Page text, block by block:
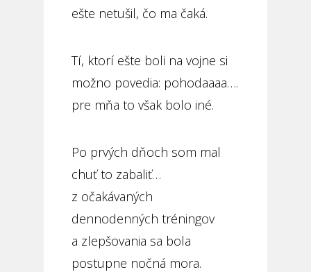
ešte netušil, čo ma čaká.
Tí, ktorí ešte boli na vojne si
možno povedia: pohodaaaa….
pre mňa to však bolo iné.
Po prvých dňoch som mal
chuť to zabaliť…
z očakávaných
dennodenných tréningov
a zlepšovania sa bola
postupne nočná mora.